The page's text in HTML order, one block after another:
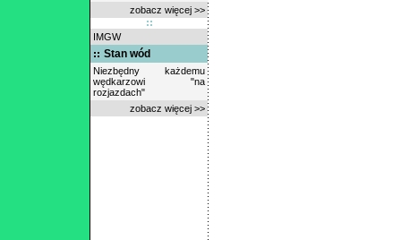
zobacz więcej >>
IMGW
Stan wód
Niezbędny każdemu
wędkarzowi "na
rozjazdach"
zobacz więcej >>